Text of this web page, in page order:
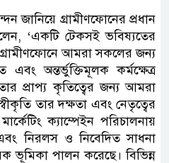
জানিয়ে গ্রামীণফোনের প্রধান
‘একটি টেকসই ভবিষ্যতের
আমরা সকলের জন্য
এবং অন্তর্ভুক্তিমূলক কর্মক্ষেত্র
প্রাপ্য কৃতিত্বের জন্য আমরা
তার দক্ষতা এবং নেতৃত্বের
ক্যাম্পেইন পরিচালনায়
নিরলস ও নিবেদিত সাধনা
ভূমিকা পালন করেছে। বিভিন্ন